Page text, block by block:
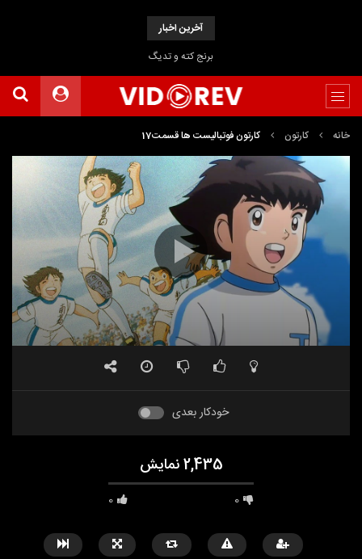
آخرین اخبار
برنج کته و تدیگ
خانه کارتون کارتون فوتبالیست ها قسمت17
نمایشگر
00:00
23:24
خودکار بعدی
2,435 نمایش
0 0